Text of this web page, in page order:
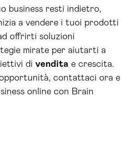
business resti indietro,
a vendere i tuoi prodotti
offrirti soluzioni
mirate per aiutarti a
di vendita e crescita.
contattaci ora e
online con Brain